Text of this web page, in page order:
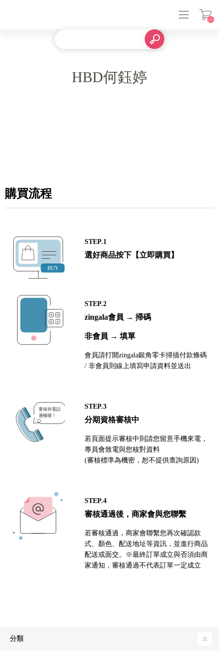
(0)
HBD何鈺婷
購買流程
STEP.1
選好商品按下【立即購買】
STEP.2
zingala會員 → 掃碼
非會員 → 填單
會員請打開zingala銀角零卡掃描付款條碼
/ 非會員則線上填寫申請資料並送出
STEP.3
分期資格審核中
若頁面提示審核中則請您留意手機來電，
專員會致電與您核對資料
(審核標準為機密，恕不提供查詢原因)
STEP.4
審核通過後，商家會與您聯繫
若審核通過，商家會聯繫您再次確認款
式、顏色、配送地址等資訊，並進行商品
配送或面交。※最終訂單成立與否須由商
家通知，審核通過不代表訂單一定成立
分類